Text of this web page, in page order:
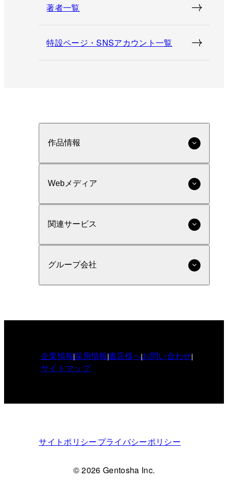
著者一覧
特設ページ・SNSアカウント一覧
作品情報
Webメディア
関連サービス
グループ会社
企業情報採用情報書店様へお問い合わせ
サイトマップ
サイトポリシープライバシーポリシー
© 2026 Gentosha Inc.